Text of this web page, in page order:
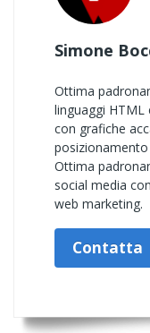
Simone
Ottima
linguaggi HTML
con grafiche
Ottima
social media
web marketing.
Contatta